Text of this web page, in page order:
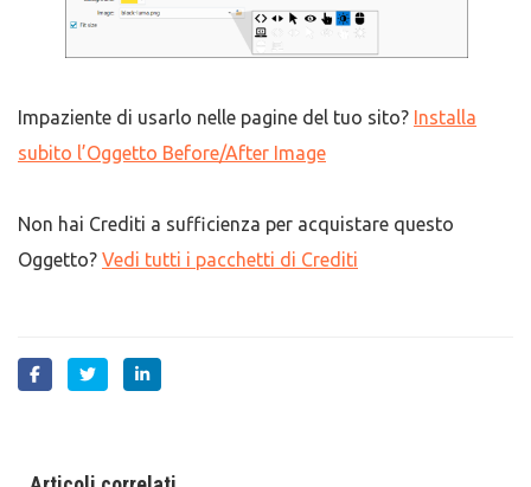
Impaziente di usarlo nelle pagine del tuo sito? Installa
subito l’Oggetto Before/After Image
Non hai Crediti a sufficienza per acquistare questo
Oggetto? Vedi tutti i pacchetti di Crediti